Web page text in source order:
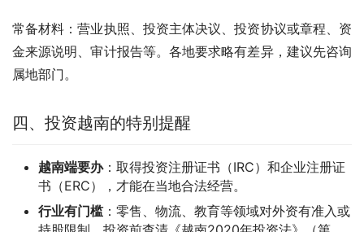
常备材料：营业执照、投资主体决议、投资协议或章程、资
金来源说明、审计报告等。各地要求略有差异，建议先咨询
属地部门。
四、投资越南的特别提醒
越南端要办：取得投资注册证书（IRC）和企业注册证
书（ERC），才能在当地合法经营。
行业有门槛：零售、物流、教育等领域对外资有准入或